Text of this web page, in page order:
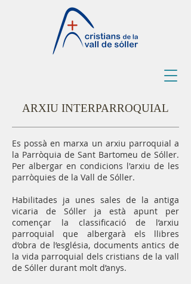
ARXIU INTERPARROQUIAL
Es possà en marxa un arxiu parroquial a
la Parròquia de Sant Bartomeu de Sóller.
Per albergar en condicions l'arxiu de les
parròquies de la Vall de Sóller.
Habilitades ja unes sales de la antiga
vicaria de Sóller ja està apunt per
començar la classificació de l’arxiu
parroquial que albergarà els llibres
d’obra de l’església, documents antics de
la vida parroquial dels cristians de la vall
de Sóller durant molt d’anys.